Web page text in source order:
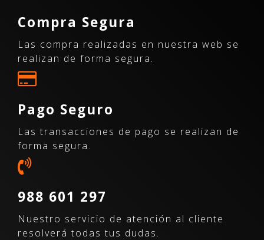
Compra Segura
Las compra realizadas en nuestra web se
realizan de forma segura.
Pago Seguro
Las transacciones de pago se realizan de
forma segura.
988 601 297
Nuestro servicio de atención al cliente
resolverá todas tus dudas.